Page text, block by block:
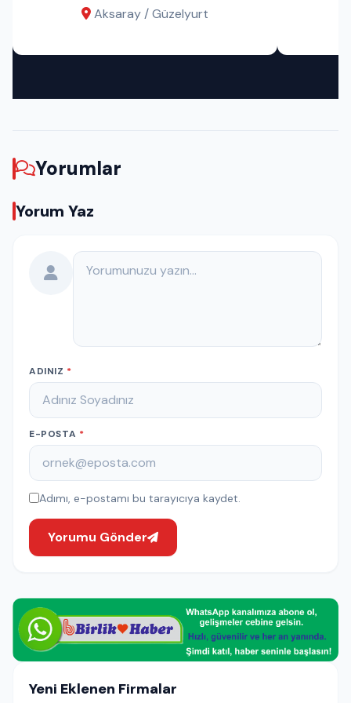
Aksaray / Güzelyurt
Yorumlar
Yorum Yaz
Yorumunuz
ADINIZ *
E-POSTA *
Adımı, e-postamı bu tarayıcıya kaydet.
Yorumu Gönder
Yeni Eklenen Firmalar